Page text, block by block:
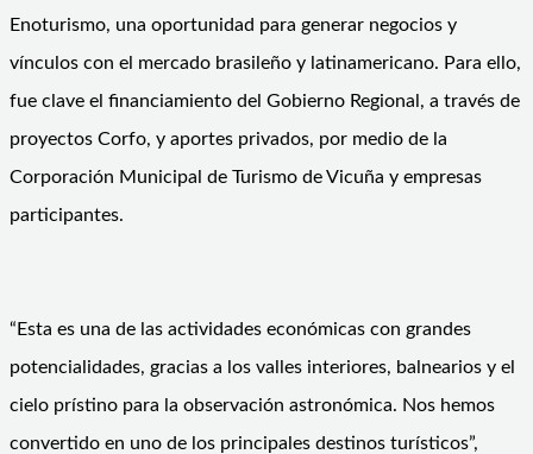
Enoturismo, una oportunidad para generar negocios y
vínculos con el mercado brasileño y latinamericano. Para ello,
fue clave el financiamiento del Gobierno Regional, a través de
proyectos Corfo, y aportes privados, por medio de la
Corporación Municipal de Turismo de Vicuña y empresas
participantes.
“Esta es una de las actividades económicas con grandes
potencialidades, gracias a los valles interiores, balnearios y el
cielo prístino para la observación astronómica. Nos hemos
convertido en uno de los principales destinos turísticos”,